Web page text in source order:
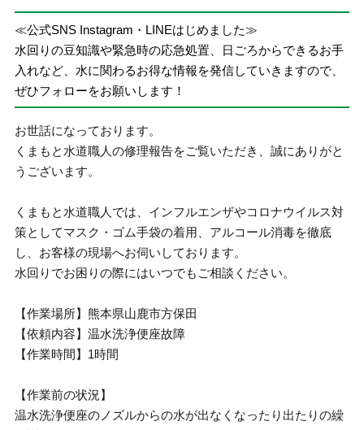
≪公式SNS Instagram・LINEはじめました≫
水回りの豆知識や緊急時の応急処置、日ごろからできるお手
入れなど、水に関わるお得な情報を発信していきますので、
ぜひフォローをお願いします！
お世話になっております。
くまもと水道職人の修理報告をご覧いただき、誠にありがと
うございます。
くまもと水道職人では、インフルエンザやコロナウイルス対
策としてマスク・ゴム手袋の着用、アルコール消毒を徹底
し、お客様の現場へお伺いしております。
水回りでお困りの際にはいつでもご相談ください。
【作業場所】熊本県山鹿市方保田
【依頼内容】温水洗浄便座故障
【作業時間】1時間
【作業前の状況】
温水洗浄便座のノズルからの水が出なくなったり出たりの繰